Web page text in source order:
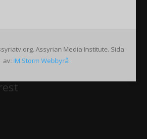
Assyrian Media Institute. Sida
av: IM Storm Webbyrå